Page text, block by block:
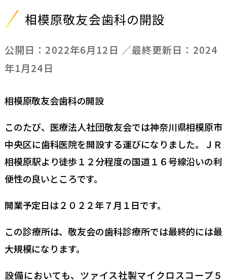
相模原敬友会歯科の開設
公開日： 2022年6月12日 ／最終更新日： 2024
年1月24日
相模原敬友会歯科の開設
このたび、医療法人社団敬友会では神奈川県相模原市
中央区に歯科医院を開設する運びになりました。ＪＲ
相模原駅より徒歩１２分程度の国道１６号線沿いの利
便性の良いところです。
開業予定日は２０２２年７月１日です。
この診療所は、敬友会の歯科診療所では最終的には最
大規模になります。
設備においても、ツァイス社製マイクロスコープ５